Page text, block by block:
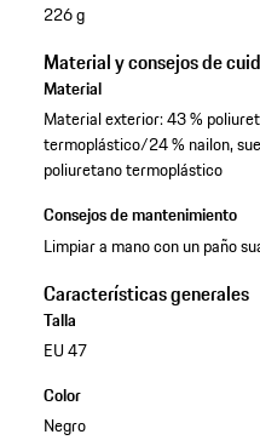
226 g
Material y consejos de
Material
Material exterior: 43 %
termoplástico/24 % nailon,
poliuretano termoplástico
Consejos de mantenimiento
Limpiar a mano con un paño
Características generales
Talla
EU 47
Color
Negro